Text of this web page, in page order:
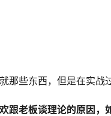
那些东西，但是在实战
跟老板谈理论的原因